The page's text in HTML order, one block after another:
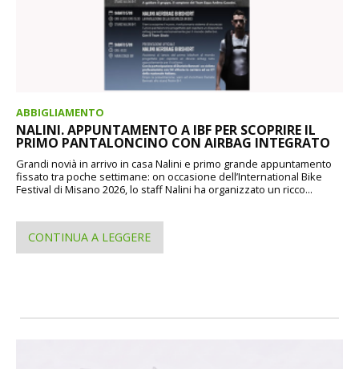
ABBIGLIAMENTO
NALINI. APPUNTAMENTO A IBF PER SCOPRIRE IL
PRIMO PANTALONCINO CON AIRBAG INTEGRATO
Grandi novià in arrivo in casa Nalini e primo grande appuntamento
fissato tra poche settimane: on occasione dell’International Bike
Festival di Misano 2026, lo staff Nalini ha organizzato un ricco...
CONTINUA A LEGGERE